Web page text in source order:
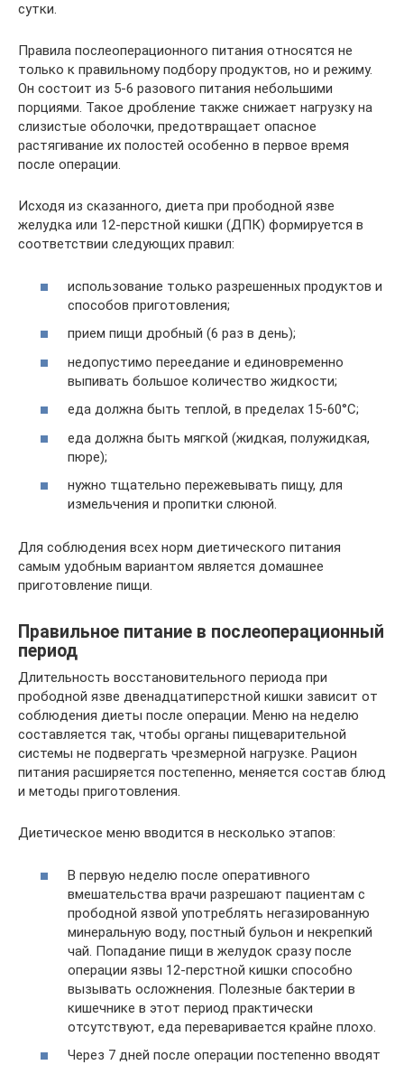
сутки.
Правила послеоперационного питания относятся не
только к правильному подбору продуктов, но и режиму.
Он состоит из 5-6 разового питания небольшими
порциями. Такое дробление также снижает нагрузку на
слизистые оболочки, предотвращает опасное
растягивание их полостей особенно в первое время
после операции.
Исходя из сказанного, диета при прободной язве
желудка или 12-перстной кишки (ДПК) формируется в
соответствии следующих правил:
использование только разрешенных продуктов и
способов приготовления;
прием пищи дробный (6 раз в день);
недопустимо переедание и единовременно
выпивать большое количество жидкости;
еда должна быть теплой, в пределах 15-60°С;
еда должна быть мягкой (жидкая, полужидкая,
пюре);
нужно тщательно пережевывать пищу, для
измельчения и пропитки слюной.
Для соблюдения всех норм диетического питания
самым удобным вариантом является домашнее
приготовление пищи.
Правильное питание в послеоперационный
период
Длительность восстановительного периода при
прободной язве двенадцатиперстной кишки зависит от
соблюдения диеты после операции. Меню на неделю
составляется так, чтобы органы пищеварительной
системы не подвергать чрезмерной нагрузке. Рацион
питания расширяется постепенно, меняется состав блюд
и методы приготовления.
Диетическое меню вводится в несколько этапов:
В первую неделю после оперативного
вмешательства врачи разрешают пациентам с
прободной язвой употреблять негазированную
минеральную воду, постный бульон и некрепкий
чай. Попадание пищи в желудок сразу после
операции язвы 12-перстной кишки способно
вызывать осложнения. Полезные бактерии в
кишечнике в этот период практически
отсутствуют, еда переваривается крайне плохо.
Через 7 дней после операции постепенно вводят